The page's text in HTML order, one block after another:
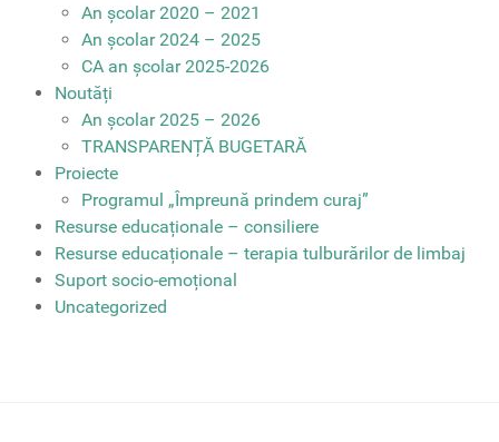
An școlar 2020 – 2021
An școlar 2024 – 2025
CA an școlar 2025-2026
Noutăți
An școlar 2025 – 2026
TRANSPARENȚĂ BUGETARĂ
Proiecte
Programul „Împreună prindem curaj”
Resurse educaționale – consiliere
Resurse educaționale – terapia tulburărilor de limbaj
Suport socio-emoțional
Uncategorized